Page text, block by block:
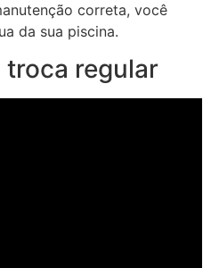
correta, você
da sua piscina.
regular